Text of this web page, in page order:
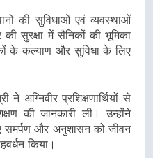
की सुविधाओं एवं व्यवस्थाओं
सुरक्षा में सैनिकों की भूमिका
के कल्याण और सुविधा के लिए
अग्निवीर प्रशिक्षणार्थियों से
की जानकारी ली। उन्होंने
समर्पण और अनुशासन को जीवन
किया।